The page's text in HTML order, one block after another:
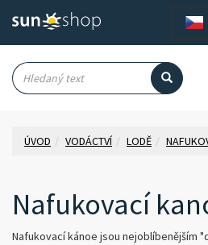
ÚVOD VODÁCTVÍ LODĚ
Nafukovací
Nafukovací kánoe jsou nejoblíbenějším